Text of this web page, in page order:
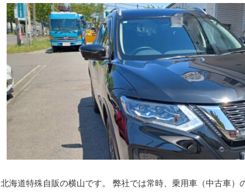
北海道特殊自販の横山です。 弊社では常時、乗用車（中古車）